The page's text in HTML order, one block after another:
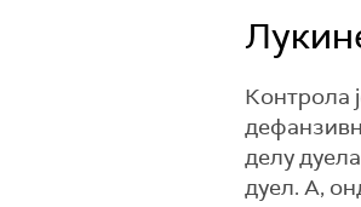
Контрола
делу
дуел. А,